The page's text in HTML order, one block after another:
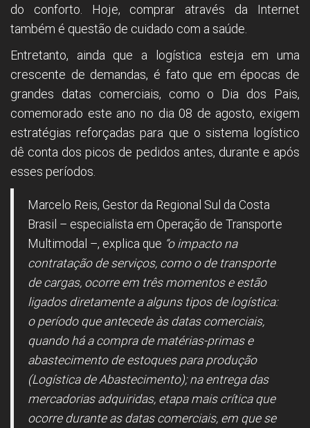
do conforto. Hoje, comprar através da Internet
também é questão de cuidado com a saúde.
Entretanto, ainda que a logística esteja em uma
crescente de demandas, é fato que em épocas de
grandes datas comerciais, como o Dia dos Pais,
comemorado este ano no dia 08 de agosto, exigem
estratégias reforçadas para que o sistema logístico
dê conta dos picos de pedidos antes, durante e após
esses períodos.
Marcelo Reis, Gestor da Regional Sul da Costa
Brasil – especialista em Operação de Transporte
Multimodal –, explica que “o impacto na
contratação de serviços, como o de transporte
de cargas, ocorre em três momentos e estão
ligados diretamente a alguns tipos de logística:
o período que antecede às datas comerciais,
quando há a compra de matérias-primas e
abastecimento de estoques para produção
(Logística de Abastecimento); na entrega das
mercadorias adquiridas, etapa mais crítica que
ocorre durante as datas comerciais, em que se